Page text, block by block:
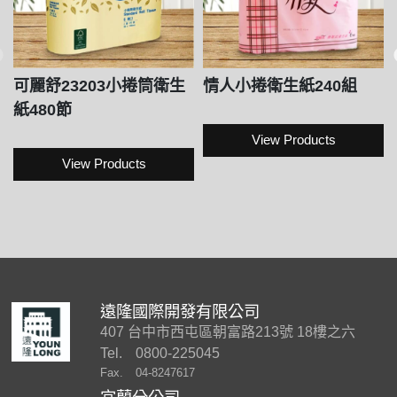
可麗舒23203小捲筒衛生
紙480節
View Products
情人小捲衛生紙240組
View Products
遠隆國際開發有限公司
407 台中市西屯區朝富路213號 18樓之六
Tel.
0800-225045
Fax. 04-8247617